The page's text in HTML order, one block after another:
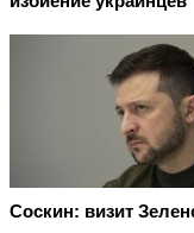
Соскин: визит